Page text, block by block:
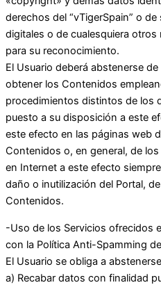
derechos del “vTigerSpain” o
digitales o de cualesquiera
para su reconocimiento.
El Usuario deberá abstenerse
obtener los Contenidos
procedimientos distintos de los
puesto a su disposición a este
este efecto en las páginas web
Contenidos o, en general, de
en Internet a este efecto
daño o inutilización del Portal,
Contenidos.
-Uso de los Servicios ofrecidos
con la Política Anti-Spamming de
El Usuario se obliga a
a) Recabar datos con finalidad